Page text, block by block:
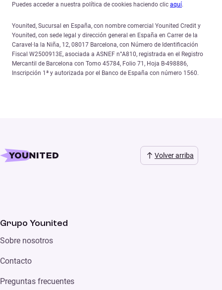
Puedes acceder a nuestra política de cookies haciendo clic aquí.
Younited, Sucursal en España, con nombre comercial Younited Credit y
Younited, con sede legal y dirección general en España en Carrer de la
Caravel·la la Niña, 12, 08017 Barcelona, con Número de Identificación
Fiscal W2500913E, asociada a ASNEF n°A810, registrada en el Registro
Mercantil de Barcelona con Tomo 45784, Folio 71, Hoja B-498886,
Inscripción 1ª y autorizada por el Banco de España con número 1560.
Volver arriba
Grupo Younited
Sobre nosotros
Contacto
Preguntas frecuentes